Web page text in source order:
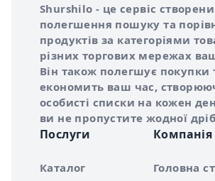
Про сервіс Shurshilo
Shurshilo - це сервіс
полегшення пошуку та
продуктів за категоріями
різних торгових мережах
Він також полегшує покупки
економить ваш час,
особисті списки на кожен
ви не пропустите жодної
Послуги
Каталог
Компанія
Головна